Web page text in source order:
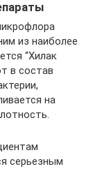
из наиболее
“Хилак
в состав
на
серьезным